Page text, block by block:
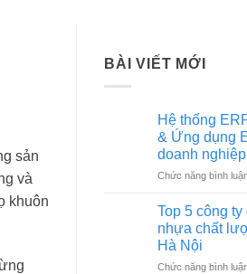
sản
và
khuôn
BÀI VIẾT MỚI
Hệ thống
& Ứng dụng
doanh nghiệp
Chức năng bình
Top 5 công
nhựa chất
Hà Nội
Chức năng bình